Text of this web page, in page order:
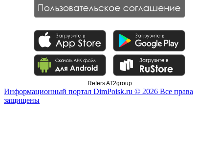
Refers AT2group
Информационный портал DimPoisk.ru © 2026 Все права
защищены